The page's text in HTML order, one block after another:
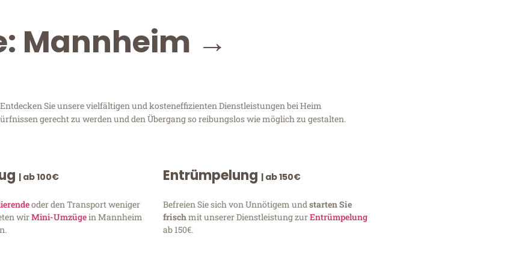
Mannheim →
Sie unsere vielfältigen und kosteneffizienten Dienstleistungen bei Heim
gerecht zu werden und den Übergang so reibungslos wie möglich zu gestalten.
| ab 100€
oder den Transport weniger
wirMini-Umzügein Mannheim
Entrümpelung | ab 150€
Befreien Sie sich von Unnötigem undstarten Sie
frischmit unserer Dienstleistung zurEntrümpelung
ab 150€.